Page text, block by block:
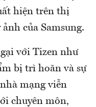
hiện trên thị
của Samsung.
với Tizen như
bị trì hoãn và sự
mạng viễn
chuyên môn,